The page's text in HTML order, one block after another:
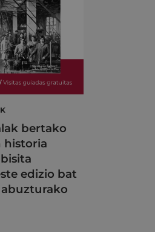
bertako
historia
edizio bat